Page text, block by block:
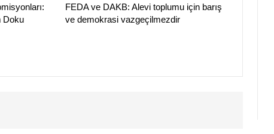
Doku
FEDA ve DAKB: Alevi toplumu için barış
ve demokrasi vazgeçilmezdir